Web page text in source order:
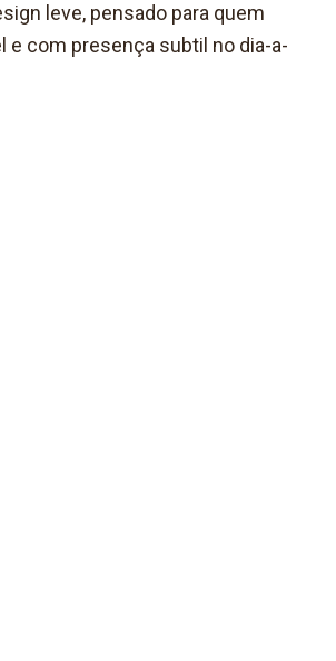
leve, pensado para quem
com presença subtil no dia-a-